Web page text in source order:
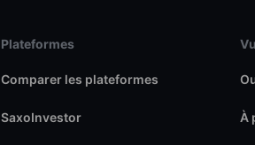
Plateformes
Comparer les plateformes
SaxoInvestor À